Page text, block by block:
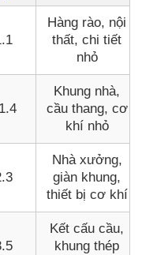
Hàng rào, nội
thất, chi tiết
nhỏ
Khung nhà,
cầu thang, cơ
khí nhỏ
Nhà xưởng,
giàn khung,
thiết bị cơ khí
Kết cấu cầu,
khung thép